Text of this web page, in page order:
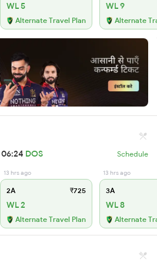
WL 5
Alternate Travel Plan
WL 9
Alternate
06:24 DOS Schedule
13 hrs ago
2A ₹725
WL 2
Alternate Travel Plan
13 hrs ago
3A
WL 8
Alternate